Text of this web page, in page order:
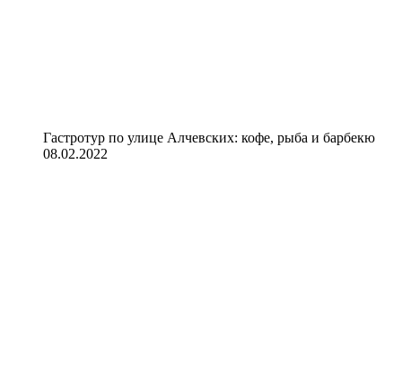
Гастротур по улице Алчевских: кофе, рыба и барбекю
08.02.2022